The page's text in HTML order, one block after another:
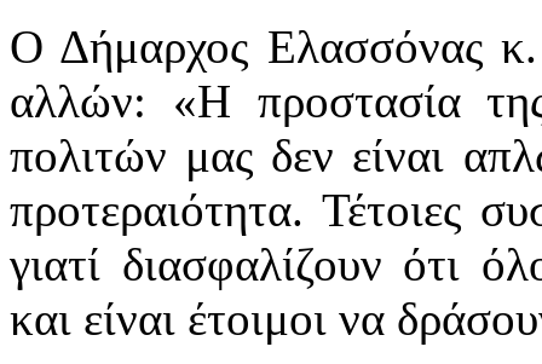
Ο Δήμαρχος Ελασσόνας
αλλών: «Η προστασία
πολιτών μας δεν είναι
προτεραιότητα. Τέτοιες
γιατί διασφαλίζουν ότι
και είναι έτοιμοι να